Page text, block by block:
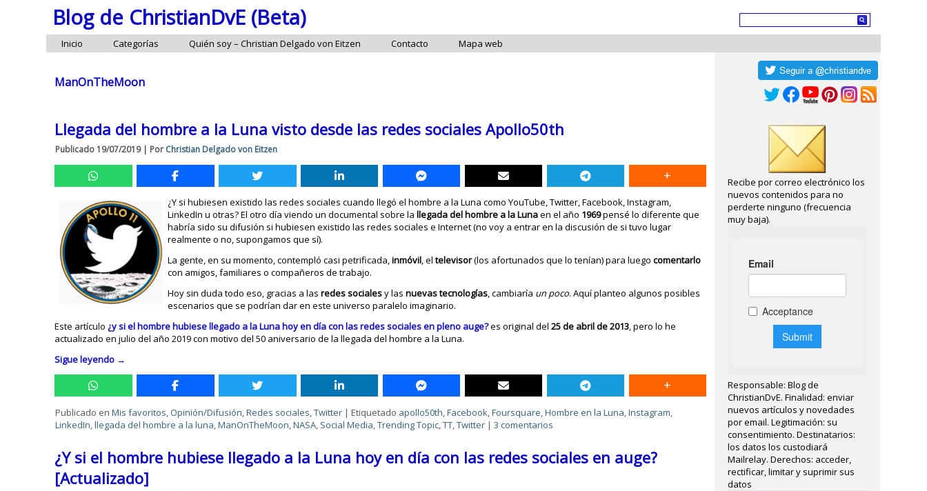
Blog de ChristianDvE (Beta)
Inicio Categorías Quién soy – Christian Delgado von Eitzen Contacto Mapa web
ManOnTheMoon
Llegada del hombre a la Luna visto desde las redes sociales Apollo50th
Publicado19/07/2019| Por Christian Delgado von Eitzen
¿Y si hubiesen existido las redes sociales cuando llegó el hombre a la Luna como YouTube, Twitter, Facebook, Instagram,
LinkedIn u otras? El otro día viendo un documental sobre lallegada del hombre a la Lunaen el año 1969pensé lo diferente que
habría sido su difusión si hubiesen existido las redes sociales e Internet (no voy a entrar en la discusión de si tuvo lugar
realmente o no, supongamos que sí).
La gente, en su momento, contempló casi petrificada,inmóvil, eltelevisor(los afortunados que lo tenían) para luegocomentarlo
con amigos, familiares o compañeros de trabajo.
Hoy sin duda todo eso, gracias a lasredes socialesy lasnuevas tecnologías, cambiaría un poco. Aquí planteo algunos posibles
escenarios que se podrían dar en este universo paralelo imaginario.
Este artículo ¿y si el hombre hubiese llegado a la Luna hoy en día con las redes sociales en pleno auge?es original del25 de abril de 2013, pero lo he
actualizado en julio del año 2019 con motivo del 50 aniversario de la llegada del hombre a la Luna.
Sigue leyendo →
Publicado en Mis favoritos, Opinión/Difusión,Redes sociales,Twitter |Etiquetado apollo50th,Facebook,Foursquare,Hombre en la Luna,Instagram,
LinkedIn,llegada del hombre a la luna,ManOnTheMoon,NASA, Social Media,Trending Topic,TT,Twitter |3 comentarios
¿Y si el hombre hubiese llegado a la Luna hoy en día con las redes sociales en auge?
[Actualizado]
Recibe por correo electrónico los
nuevos contenidos para no
perderte ninguno (frecuencia
muy baja).
Responsable: Blog de
ChristianDvE. Finalidad: enviar
nuevos artículos y novedades
por email. Legitimación: su
consentimiento. Destinatarios:
los datos los custodiará
Mailrelay. Derechos: acceder,
rectificar, limitar y suprimir sus
datos